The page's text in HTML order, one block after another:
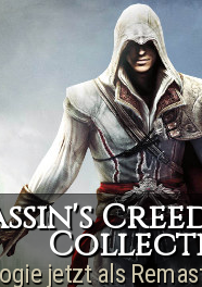
Direkt zum Inhalt
jetzt als